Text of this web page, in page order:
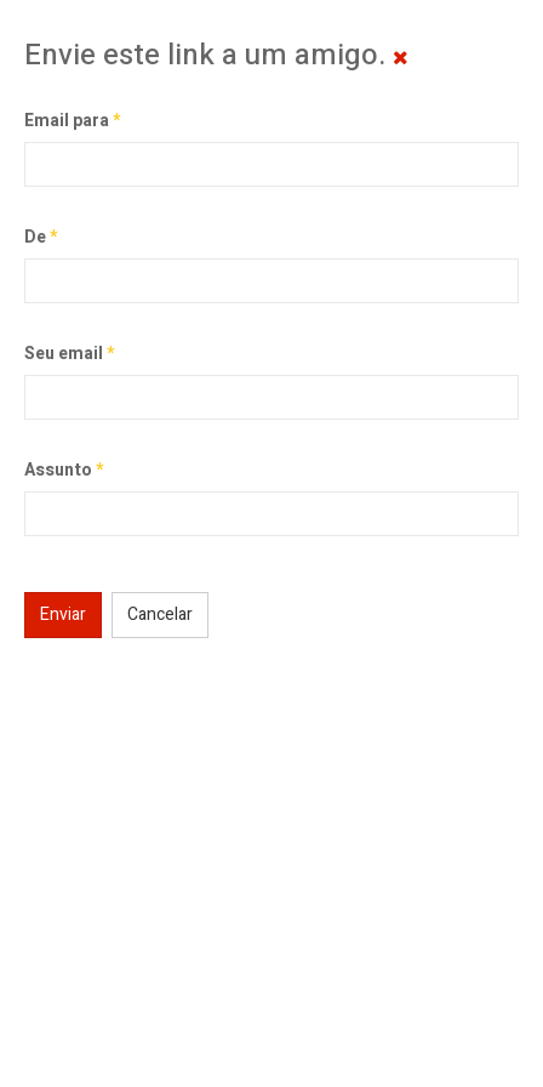
Envie este link a um amigo.
Email para*
De*
Seu email*
Assunto*
Enviar Cancelar